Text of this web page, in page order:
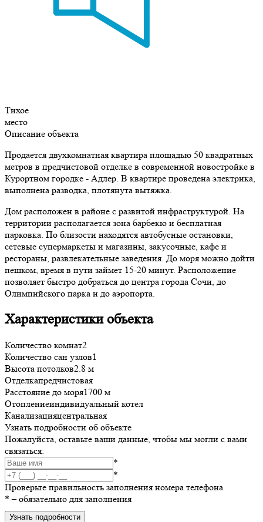
Тихое
место
Описание объекта
Продается двухкомнатная квартира площадью 50 квадратных
метров в предчистовой отделке в современной новостройке в
Курортном городке - Адлер. В квартире проведена электрика,
выполнена разводка, плотянута вытяжка.
Дом расположен в районе с развитой инфраструктурой. На
территории располагается зона барбекю и бесплатная
парковка. По близости находятся автобусные остановки,
сетевые супермаркеты и магазины, закусочные, кафе и
рестораны, развлекательные заведения. До моря можно дойти
пешком, время в пути займет 15-20 минут. Расположение
позволяет быстро добраться до центра города Сочи, до
Олимпийского парка и до аэропорта.
Характеристики объекта
Количество комнат2
Количество сан узлов1
Высота потолков2.8 м
Отделкапредчистовая
Расстояние до моря1700 м
Отоплениеиндивидуальный котел
Канализацияцентральная
Узнать подробности об объекте
Пожалуйста, оставьте ваши данные, чтобы мы могли с вами
связаться:
*
*
Проверьте правильность заполнения номера телефона
* – обязательно для заполнения
Узнать подробности